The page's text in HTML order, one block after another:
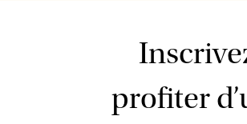
profiter